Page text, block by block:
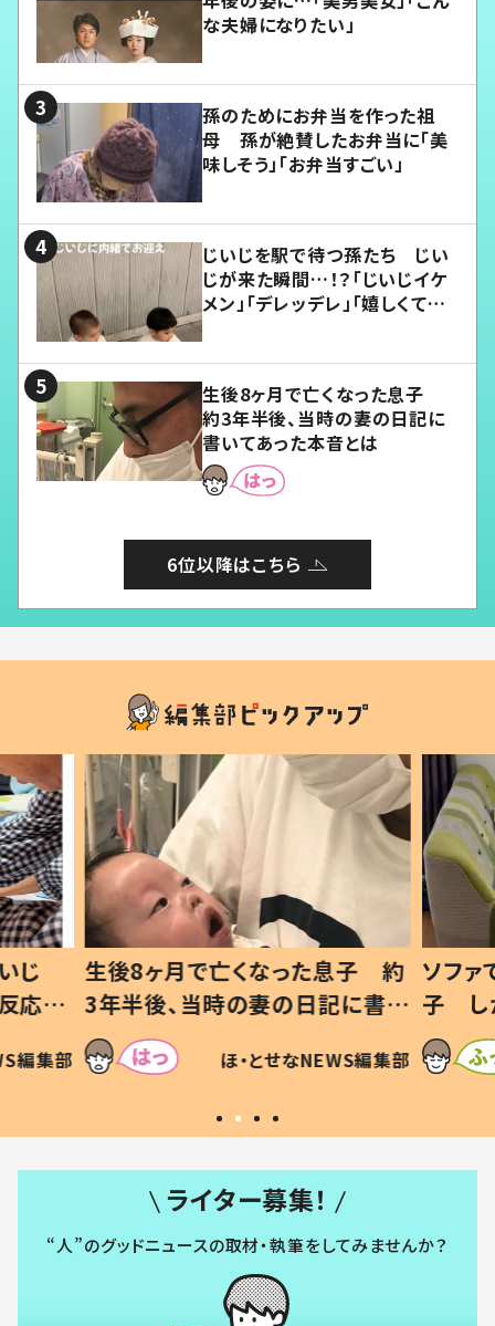
な夫婦になりたい」
孫のためにお弁当を作った祖
母 孫が絶賛したお弁当に「美
味しそう」「お弁当すごい」
じいじを駅で待つ孫たち じい
じが来た瞬間…！？「じいじイケ
メン」「デレッデレ」「嬉しくて可
生後8ヶ月で亡くなった息子
約3年半後、当時の妻の日記に
書いてあった本音とは
6位以降はこちら
じ
応に
編集部
生後8ヶ月で亡くなった息子 約
3年半後、当時の妻の日記に書い
てあった本音とは
ほ・とせなNEWS編集部
ソファ
子 し
すべ
いから
ライター募集！
“人”のグッドニュースの取材・執筆をしてみませんか？